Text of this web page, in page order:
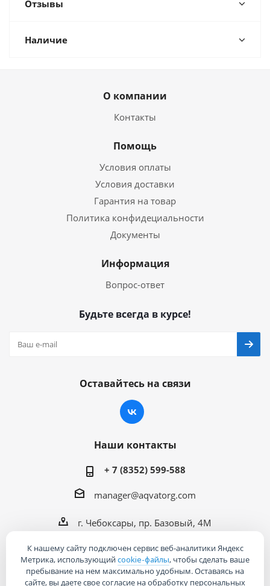
Отзывы
Наличие
О компании
Контакты
Помощь
Условия оплаты
Условия доставки
Гарантия на товар
Политика конфидециальности
Документы
Информация
Вопрос-ответ
Будьте всегда в курсе!
Оставайтесь на связи
Наши контакты
+ 7 (8352) 599-588
manager@aqvatorg.com
г. Чебоксары, пр. Базовый, 4М
К нашему сайту подключен сервис веб-аналитики Яндекс
Метрика, использующийcookie-файлы, чтобы сделать ваше
пребывание на нем максимально удобным. Оставаясь на
сайте, вы даете свое согласие на обработку персональных